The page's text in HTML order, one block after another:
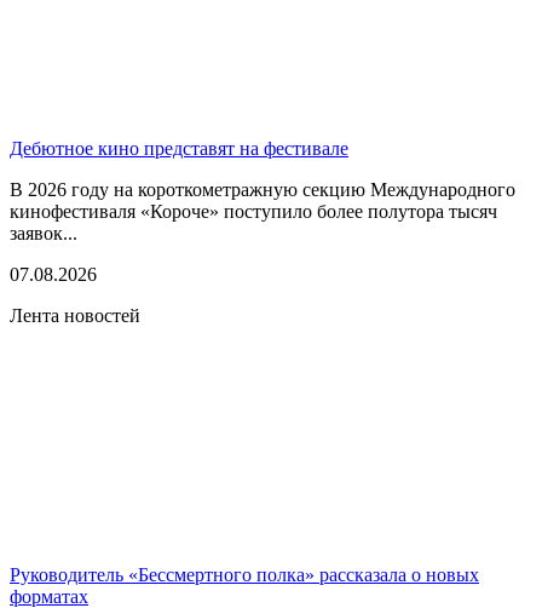
Дебютное кино представят на фестивале
В 2026 году на короткометражную секцию Международного
кинофестиваля «Короче» поступило более полутора тысяч
заявок...
07.08.2026
Лента новостей
Руководитель «Бессмертного полка» рассказала о новых
форматах